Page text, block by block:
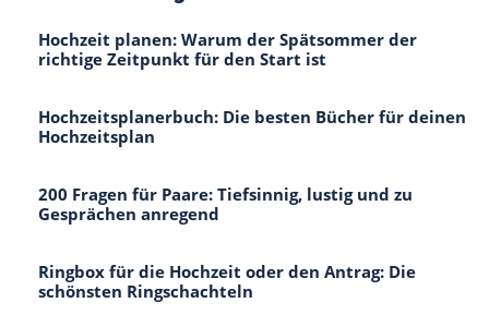
Hochzeit planen: Warum der Spätsommer der
richtige Zeitpunkt für den Start ist
Hochzeitsplanerbuch: Die besten Bücher für deinen
Hochzeitsplan
200 Fragen für Paare: Tiefsinnig, lustig und zu
Gesprächen anregend
Ringbox für die Hochzeit oder den Antrag: Die
schönsten Ringschachteln